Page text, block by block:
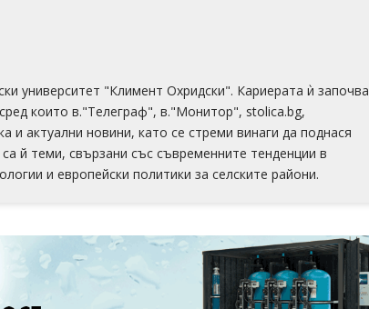
университет "Климент Охридски". Кариерата ѝ започва
които в."Телеграф", в."Монитор", stolica.bg,
и актуални новини, като се стреми винаги да поднася
й теми, свързани със съвременните тенденции в
и европейски политики за селските райони.